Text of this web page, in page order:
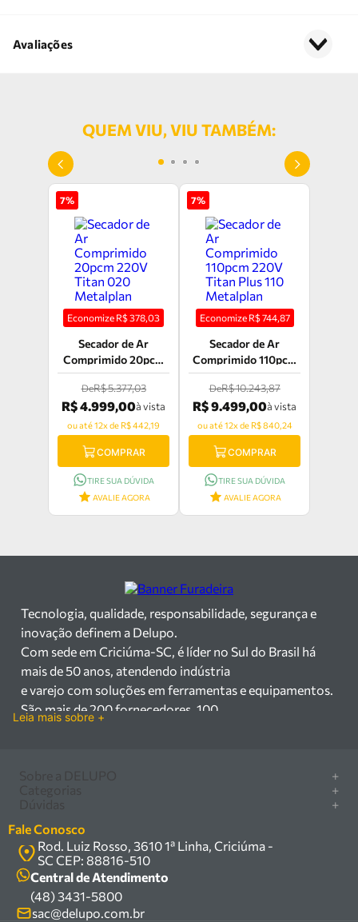
Avaliações
QUEM VIU, VIU TAMBÉM:
7%
Economize R$378,03
Secador de Ar
Comprimido 20pcm
220V Titan 020
Metalplan
DeR$ 5.377,03
R$ 4.999,00à vista
ou até 12x de R$ 442,19
COMPRAR
TIRE SUA DÚVIDA
AVALIE AGORA
7%
Economize R$744,87
Secador de Ar
Comprimido 110pcm
220V Titan Plus 110
Metalplan
DeR$ 10.243,87
R$ 9.499,00à vista
ou até 12x de R$ 840,24
COMPRAR
TIRE SUA DÚVIDA
AVALIE AGORA
Tecnologia, qualidade, responsabilidade, segurança e
inovação definem a Delupo.
Com sede em Criciúma-SC, é líder no Sul do Brasil há
mais de 50 anos, atendendo indústria
e varejo com soluções em ferramentas e equipamentos.
São mais de 200 fornecedores, 100
equipamentos industriais no Sul do Brasil. Com sede em
Criciúma – SC, atendemos os
setores industrial e varejista com um amplo portfólio de
produtos à pronta entrega.
Trabalhamos com mais de 200 fornecedores parceiros e
um estoque com mais de
Leia mais sobre +
+
Marcas
Política de privacidade
Política de entrega
Termos e condições
Fale conosco
+
Serra circular
Compressor
Caixa Organizadora
Carrinho Armazém
Kits
+
Como comprar
Central de ajuda
Troca, devolução e garantia
Fale Conosco
Rod. Luiz Rosso, 3610 1ª Linha, Criciúma -
SC CEP: 88816-510
Central de Atendimento
(48) 3431-5800
sac@delupo.com.br